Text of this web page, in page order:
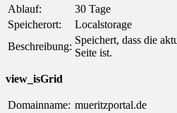
Ablauf:
30 Tage
Speicherort:
Localstorage
Beschreibung:
Speichert, dass die
Seite ist.
view_isGrid
Domainname: mueritzportal.de